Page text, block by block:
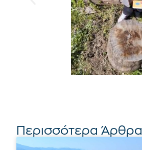
Περισσότερα Άρθρα